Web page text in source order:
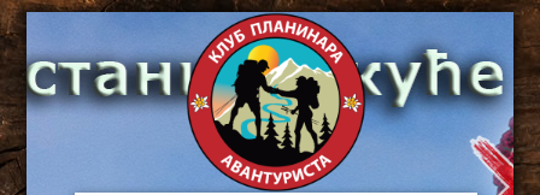
Skip
to
content